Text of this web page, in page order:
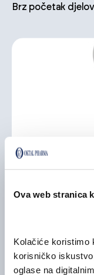
Ova web stranica
Kolačiće koristimo
korisničko
oglase na
Brz početak
Dugotrajno